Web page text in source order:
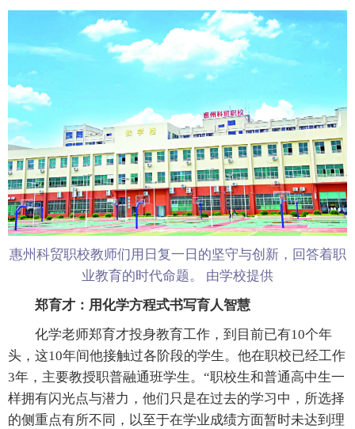
惠州科贸职校教师们用日复一日的坚守与创新，回答着职
业教育的时代命题。 由学校提供
郑育才：用化学方程式书写育人智慧
化学老师郑育才投身教育工作，到目前已有10个年
头，这10年间他接触过各阶段的学生。他在职校已经工作
3年，主要教授职普融通班学生。“职校生和普通高中生一
样拥有闪光点与潜力，他们只是在过去的学习中，所选择
的侧重点有所不同，以至于在学业成绩方面暂时未达到理